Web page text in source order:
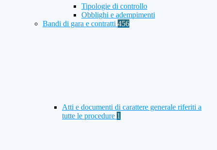
Tipologie di controllo
Obblighi e adempimenti
Bandi di gara e contratti 456
Atti e documenti di carattere generale riferiti a
tutte le procedure 1